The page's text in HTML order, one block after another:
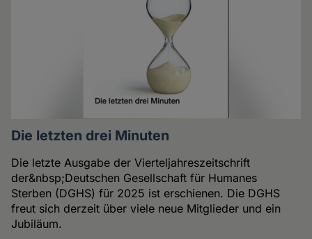
Die letzten drei Minuten
Die letzte Ausgabe der Vierteljahreszeitschrift
der&nbsp;Deutschen Gesellschaft für Humanes
Sterben (DGHS) für 2025 ist erschienen. Die DGHS
freut sich derzeit über viele neue Mitglieder und ein
Jubiläum.